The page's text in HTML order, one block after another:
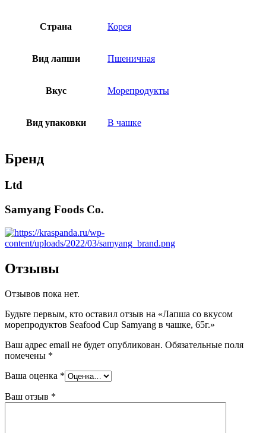
Страна Корея
Вид лапши Пшеничная
Вкус Морепродукты
Вид упаковки В чашке
Бренд
Ltd
Samyang Foods Co.
Отзывы
Отзывов пока нет.
Будьте первым, кто оставил отзыв на «Лапша со вкусом
морепродуктов Seafood Cup Samyang в чашке, 65г.»
Ваш адрес email не будет опубликован. Обязательные поля
помечены *
Ваша оценка *
Ваш отзыв *